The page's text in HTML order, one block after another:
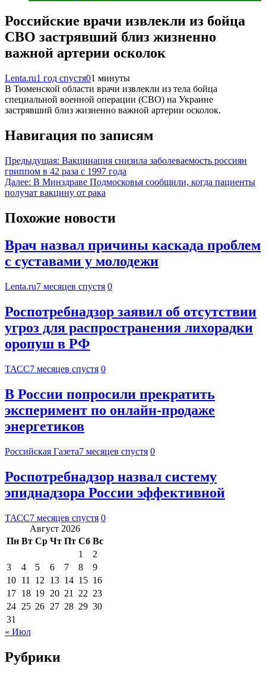
Российские врачи извлекли из бойца
СВО застрявший близ жизненно
важной артерии осколок
Lenta.ru1 год спустя01 минуты
В Тюменской области врачи извлекли из тела бойца
специальной военной операции (СВО) на Украине
застрявший близ жизненно важной артерии осколок.
Навигация по записям
Предыдущая: Вакцинация снизила заболеваемость россиян
гриппом в 42 раза с 1997 года
Далее: В Минздраве Подмосковья сообщили, когда пациенты
получат вакцину от рака
Похожие новости
Врач назвал причины каскада проблем
с суставами у молодежи
Lenta.ru7 месяцев спустя 0
Роспотребнадзор заявил об отсутствии
угроз для распространения лихорадки
оропуш в РФ
ТАСС7 месяцев спустя 0
В России попросили прекратить
эксперимент по онлайн-продаже
энергетиков
Российская Газета7 месяцев спустя 0
Роспотребнадзор назвал систему
эпиднадзора России эффективной
ТАСС7 месяцев спустя 0
Август 2026
Пн Вт Ср Чт Пт Сб Вс
1
2
3
4 5 6 7 8
9
10 11 12 13 14 15 16
17 18 19 20 21 22 23
24 25 26 27 28 29 30
31
« Июл
Рубрики